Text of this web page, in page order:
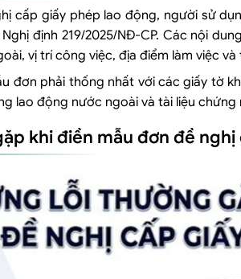
giấy phép lao động?
lao động áp dụng cho trường hợp nào?
cấp giấy phép lao động, người sử
định 219/2025/NĐ-CP. Các nội
vị trí công việc, địa điểm làm việc và
đơn phải thống nhất với các giấy tờ
lao động nước ngoài và tài liệu
khi điền mẫu đơn đề